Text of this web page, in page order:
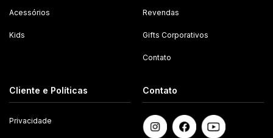
Acessórios
Kids
Revendas
Gifts Corporativos
Contato
Cliente e Políticas
Privacidade
Contato